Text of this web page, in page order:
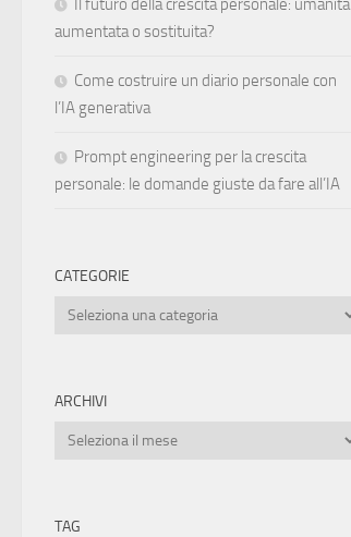
Il futuro della crescita personale: umanità
aumentata o sostituita?
Come costruire un diario personale con
l’IA generativa
Prompt engineering per la crescita
personale: le domande giuste da fare all’IA
CATEGORIE
Categorie
ARCHIVI
Archivi
TAG